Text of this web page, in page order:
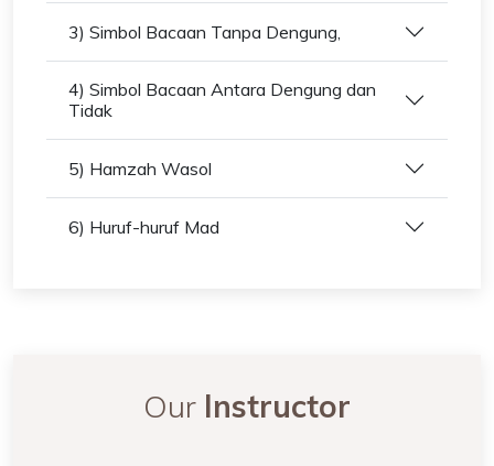
3) Simbol Bacaan Tanpa Dengung,
4) Simbol Bacaan Antara Dengung dan
Tidak
5) Hamzah Wasol
6) Huruf-huruf Mad
Our Instructor